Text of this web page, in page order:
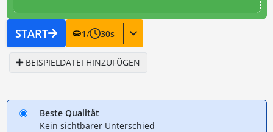
START 1/ 30s
BEISPIELDATEI HINZUFÜGEN
Beste Qualität
Kein sichtbarer Unterschied